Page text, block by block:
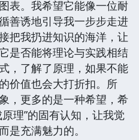
表。我希望它能像一位耐
善诱地引导我一步步走进
把我扔进知识的海洋，让
是否能将理论与实践相结
，了解了原理，如果不能
价值也会大打折扣。所
，更多的是一种希望，希
理”的固有认知，让我觉
是充满魅力的。